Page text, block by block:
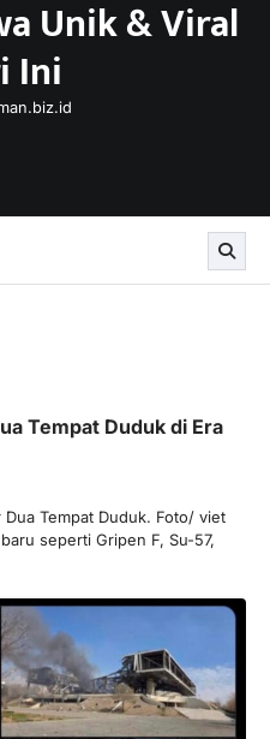
Unik & Viral
Ini
Tempat Duduk di Era
Tempat Duduk. Foto/ viet
seperti Gripen F, Su-57,